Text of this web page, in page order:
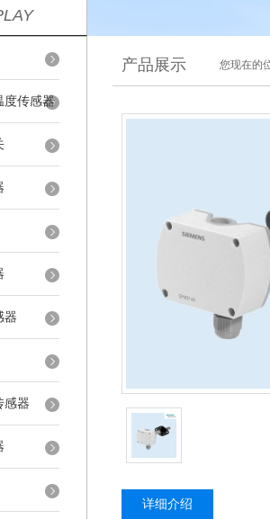
度传感器
器
感器
产品展示 您现在的
详细介绍